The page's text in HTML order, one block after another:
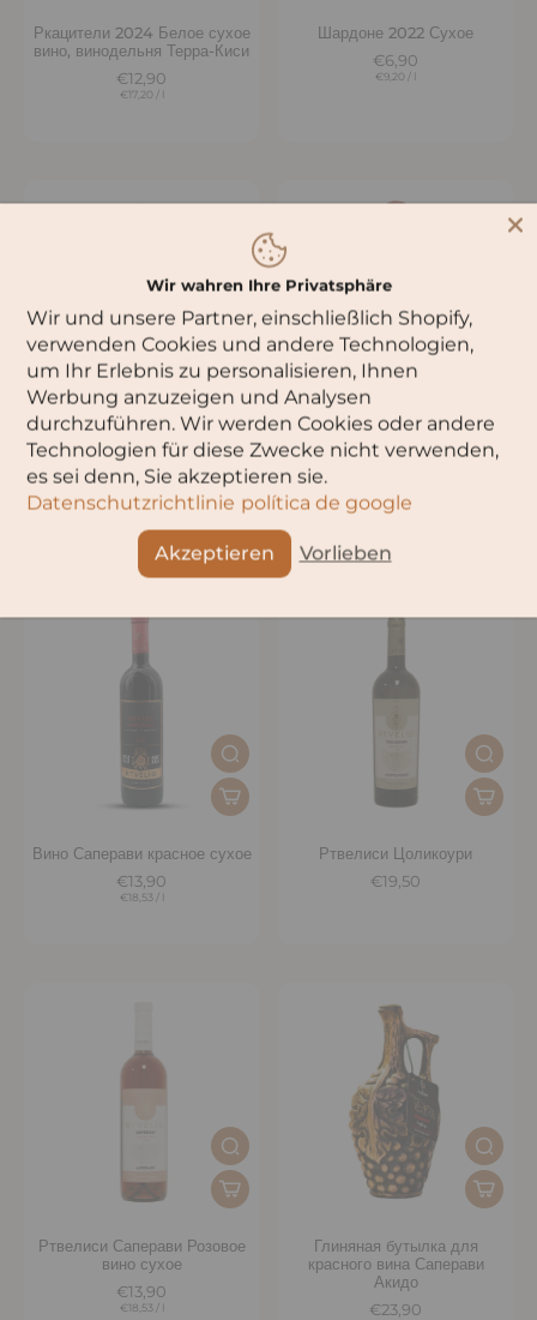
Ркацители 2024 Белое сухое
вино, винодельня Терра-Киси
€12,90
€17,20 / l
Шардоне 2022 Сухое
€6,90
€9,20 / l
Белое сухое вино Ркацители
Квеври
€20,90
€27,87/ l
Красное сухое вино Ртвелиси
Саперави Квеври 2023 г.
Вино Саперави красное сухое
€13,90
€18,53 / l
Ртвелиси Цоликоури
€19,50
Ртвелиси Саперави Розовое
вино сухое
€13,90
€18,53 / l
Глиняная бутылка для
красного вина Саперави
Акидо
€23,90
Wir wahren Ihre Privatsphäre
Wir und unsere Partner, einschließlich Shopify,
verwenden Cookies und andere Technologien,
um Ihr Erlebnis zu personalisieren, Ihnen
Werbung anzuzeigen und Analysen
durchzuführen. Wir werden Cookies oder andere
Technologien für diese Zwecke nicht verwenden,
es sei denn, Sie akzeptieren sie.
Datenschutzrichtlinie política de google
Akzeptieren Vorlieben